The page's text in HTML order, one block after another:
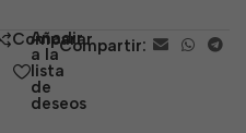
5 Comparar
Añadir
a la
lista
de
deseos
Compartir: